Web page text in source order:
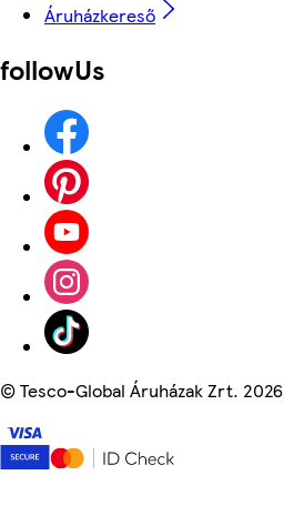
Áruházkereső
followUs
©Tesco-Global Áruházak Zrt. 2026